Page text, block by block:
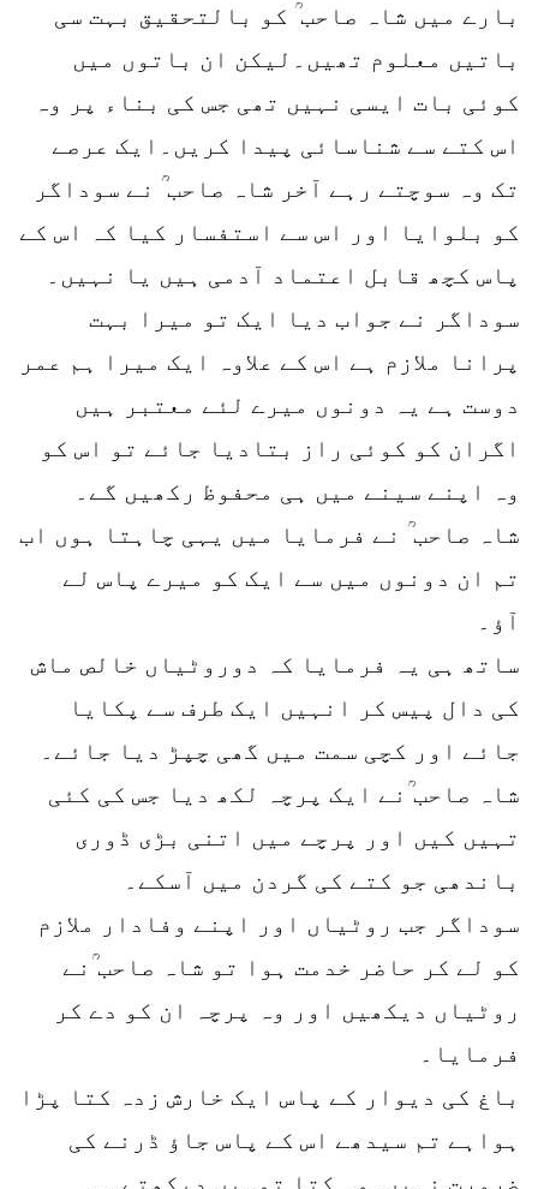
بارے میں شاہ صاحب ؒ کو بالتحقیق بہت سی
باتیں معلوم تھیں۔لیکن ان باتوں میں
کوئی بات ایسی نہیں تھی جس کی بناء پر وہ
اس کتے سے شناسائی پیدا کریں۔ایک عرصے
تک وہ سوچتے رہے آخر شاہ صاحب ؒ نے سوداگر
کو بلوایا اور اس سے استفسار کیا کہ اس کے
پاس کچھ قابل اعتماد آدمی ہیں یا نہیں۔
سوداگر نے جواب دیا ایک تو میرا بہت
پرانا ملازم ہے اس کے علاوہ ایک میرا ہم عمر
دوست ہے یہ دونوں میرے لئے معتبر ہیں
اگران کو کوئی راز بتادیا جائے تو اس کو
وہ اپنے سینے میں ہی محفوظ رکھیں گے۔
شاہ صاحب ؒ نے فرمایا میں یہی چاہتا ہوں اب
تم ان دونوں میں سے ایک کو میرے پاس لے
آؤ۔
ساتھ ہی یہ فرمایا کہ دوروٹیاں خالص ماش
کی دال پیس کر انہیں ایک طرف سے پکایا
جائے اور کچی سمت میں گھی چپڑ دیا جائے۔
شاہ صاحب ؒنے ایک پرچہ لکھ دیا جس کی کئی
تہیں کیں اور پرچے میں اتنی بڑی ڈوری
باندھی جو کتے کی گردن میں آسکے۔
سوداگر جب روٹیاں اور اپنے وفادار ملازم
کو لے کر حاضر خدمت ہوا تو شاہ صاحب ؒنے
روٹیاں دیکھیں اور وہ پرچہ ان کو دے کر
فرمایا۔
باغ کی دیوار کے پاس ایک خارش زدہ کتا پڑا
ہواہے تم سیدھے اس کے پاس جاؤ ڈرنے کی
ضرورت نہیں۔وہ کتا تمہیں دیکھتے ہی